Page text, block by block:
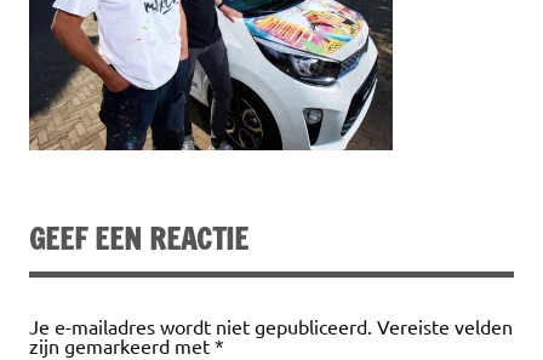
GEEF EEN REACTIE
Je e-mailadres wordt niet gepubliceerd. Vereiste velden
zijn gemarkeerd met *